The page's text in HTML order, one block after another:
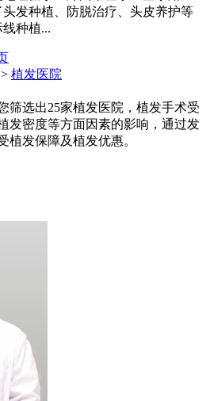
发种植、防脱治疗、头皮养护等
种植...
> 植发医院
筛选出25家植发医院，植发手术受
发密度等方面因素的影响，通过发
植发保障及植发优惠。